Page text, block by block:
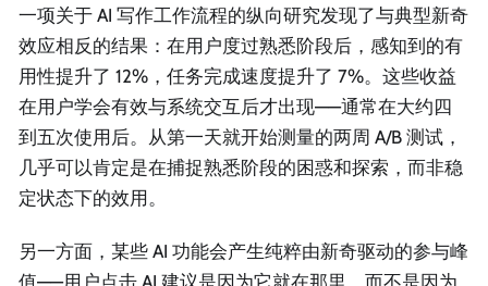
一项关于 AI 写作工作流程的纵向研究发现了与典型新奇
效应相反的结果：在用户度过熟悉阶段后，感知到的有
用性提升了 12%，任务完成速度提升了 7%。这些收益
在用户学会有效与系统交互后才出现——通常在大约四
到五次使用后。从第一天就开始测量的两周 A/B 测试，
几乎可以肯定是在捕捉熟悉阶段的困惑和探索，而非稳
定状态下的效用。
另一方面，某些 AI 功能会产生纯粹由新奇驱动的参与峰